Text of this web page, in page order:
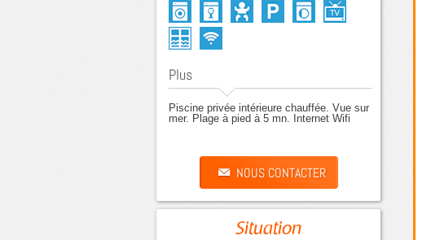
Plus
Piscine privée intérieure chauffée. Vue sur
mer. Plage à pied à 5 mn.
Internet Wifi
NOUS CONTACTER
Situation